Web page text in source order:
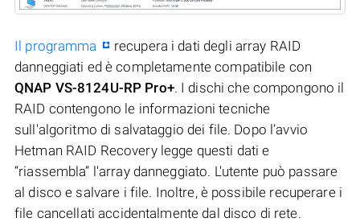
Il programma
recupera i dati degli array RAID
danneggiati ed è completamente compatibile con
QNAP VS-8124U-RP Pro+. I dischi che compongono il
RAID contengono le informazioni tecniche
sull'algoritmo di salvataggio dei file. Dopo l’avvio
Hetman RAID Recovery legge questi dati e
“riassembla” l'array danneggiato. L'utente può passare
al disco e salvare i file. Inoltre, è possibile recuperare i
file cancellati accidentalmente dal disco di rete.